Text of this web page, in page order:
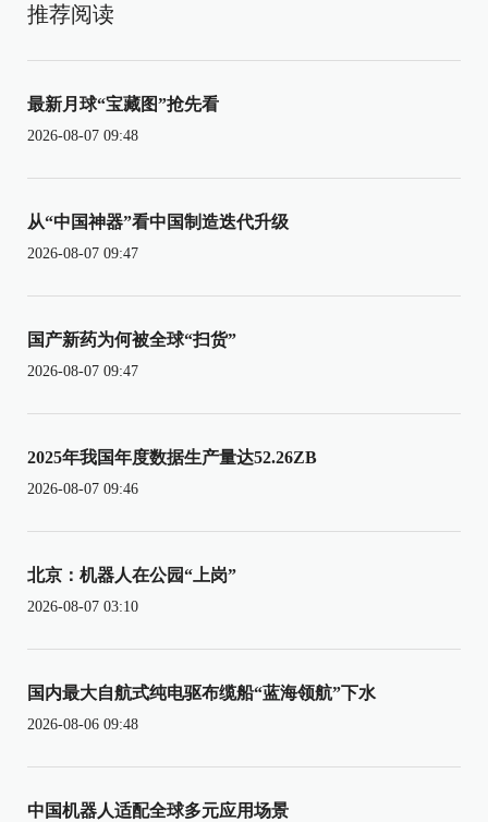
推荐阅读
最新月球“宝藏图”抢先看
2026-08-07 09:48
从“中国神器”看中国制造迭代升级
2026-08-07 09:47
国产新药为何被全球“扫货”
2026-08-07 09:47
2025年我国年度数据生产量达52.26ZB
2026-08-07 09:46
北京：机器人在公园“上岗”
2026-08-07 03:10
国内最大自航式纯电驱布缆船“蓝海领航”下水
2026-08-06 09:48
中国机器人适配全球多元应用场景